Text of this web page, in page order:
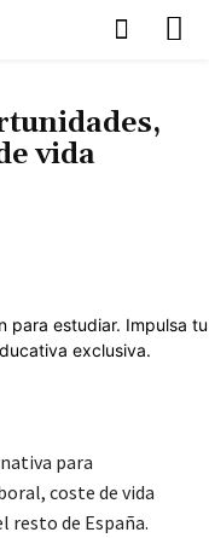
vida
para
coste de vida
resto de España.